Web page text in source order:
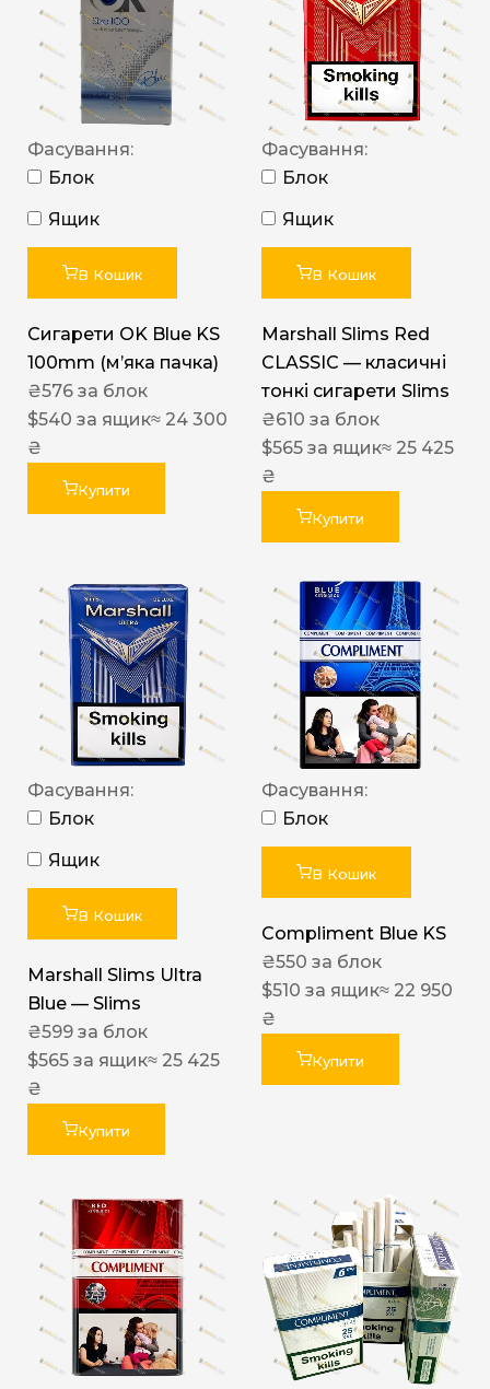
Фасування:
Блок
Ящик
В Кошик
Сигарети OK Blue KS
100mm (м’яка пачка)
₴576 за блок
$540 за ящик≈ 24 300
₴
Купити
Фасування:
Блок
Ящик
В Кошик
Marshall Slims Red
CLASSIC — класичні
тонкі сигарети Slims
₴610 за блок
$565 за ящик≈ 25 425
₴
Купити
Фасування:
Блок
Ящик
В Кошик
Marshall Slims Ultra
Blue — Slims
₴599 за блок
$565 за ящик≈ 25 425
₴
Купити
Фасування:
Блок
В Кошик
Compliment Blue KS
₴550 за блок
$510 за ящик≈ 22 950
₴
Купити